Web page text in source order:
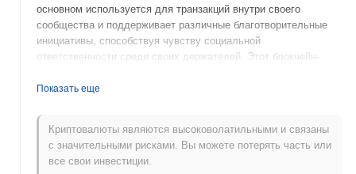
основном используется для транзакций внутри своего
сообщества и поддерживает различные благотворительные
инициативы, способствуя чувству социальной
ответственности среди своих держателей. Этот блокчейн-
функциональностью цифровых активов, что делает его
Когда и как начался Teddy Bear INU?
Teddy Bear INU (TBI) был запущен в 2021 году как
Показать еще
Криптовалюты являются высоковолатильными и связаны
с значительными рисками. Вы можете потерять часть или
все свои инвестиции.